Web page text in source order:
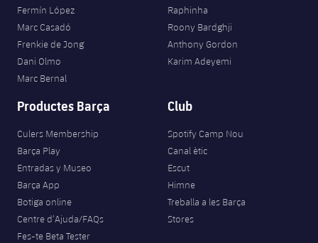
Palmarès
Història
Entrades
Resultats
Jugadors
Fotos
Història
Palmarès
Calendari
Resultats
Classificació
Actualitat
Barça C
Junior
Juvenil
Infantil
Aleví
Campus Estiu
PLUSICON
MÉS
Informació general
plusicon
més
plusicon
més
Actualitat
Masculí
Bàsquet en cadira de rodes
plusicon
més
Actualitat
Hockey gel
plusicon
més
Fermín López
Marc Casadó
Frenkie de Jong
Dani Olmo
Marc Bernal
Raphinha
Roony Bardghji
Anthony Gordon
Karim Adeyemi
Productes Barça
Culers Membership
Barça Play
Entradas y Museo
Barça App
Botiga online
Centre d’Ajuda/FAQs
Fes-te Beta Tester
Club
Spotify Camp Nou
Canal ètic
Escut
Himne
Treballa a les Barça
Stores